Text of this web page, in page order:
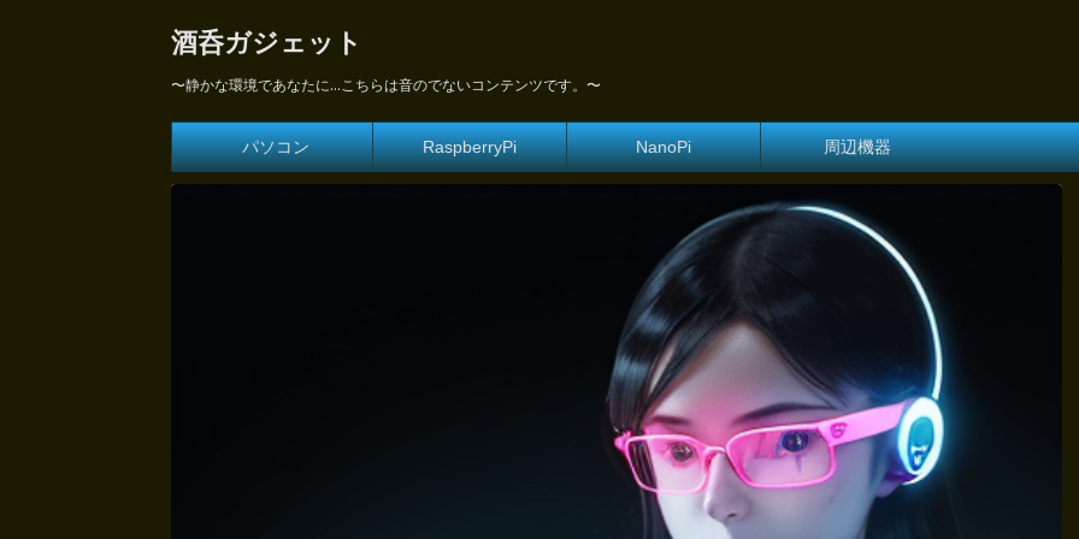
酒呑ガジェット
〜静かな環境であなたに...こちらは音のでないコンテンツです。〜
パソコン RaspberryPi NanoPi 周辺機器